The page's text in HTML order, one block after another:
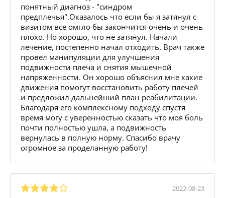
понятный диагноз - "синдром
предплечья".Оказалось что если бы я затянул с
визитом все омгло бы закончится очень и очень
плохо. Но хорошо, что не затянул. Начали
лечение, постепенно начал отходить. Врач также
провел манипуляции для улучшения
подвижности плеча и снятия мышечной
напряженности. Он хорошо объяснил мне какие
движения помогут восстановить работу плечей
и предложил дальнейший план реабилитации.
Благодаря его комплексному подходу спустя
время могу с уверенностью сказать что моя боль
почти полностью ушла, а подвижность
вернулась в полную норму. Спасибо врачу
огромное за проделанную работу!
2022-08-23